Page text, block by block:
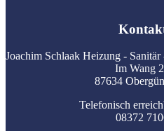
Joachim Schlaak Heizung -
Im Wang
87634
Telefonisch
08372